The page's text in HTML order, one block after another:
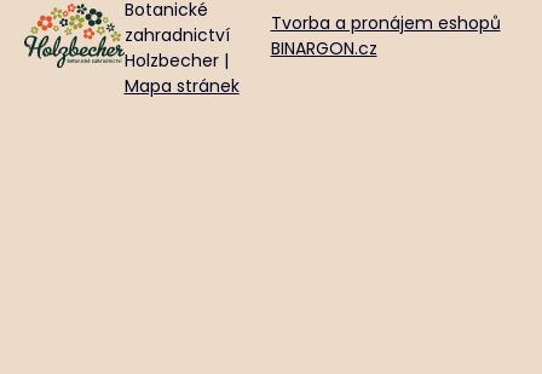
Botanické
zahradnictví
Holzbecher |
Mapa stránek
Tvorba a pronájem eshopů
BINARGON.cz